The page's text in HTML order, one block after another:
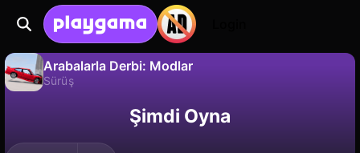
Arabalarla Derbi: Modlar
Sürüş
İlerlemeyi kaydet! Hayır
Şimdi Oyna